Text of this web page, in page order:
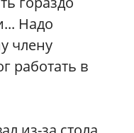
Надо
члену
работать в